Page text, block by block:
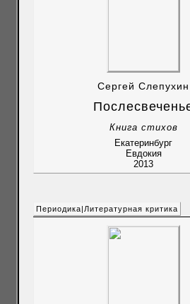
Сергей Слепухин
Книга стихов
Екатеринбург
Евдокия
2013
Периодика|Литературная критика